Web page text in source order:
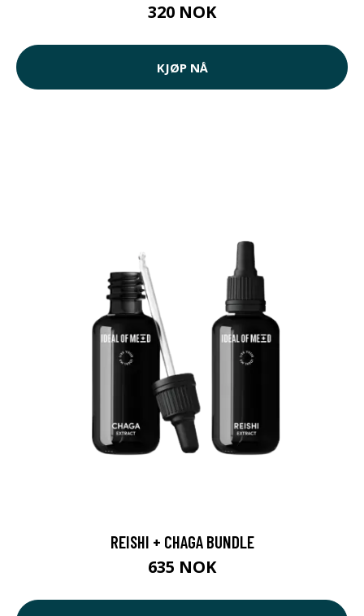
320 NOK
KJØP NÅ
REISHI + CHAGA BUNDLE
635 NOK